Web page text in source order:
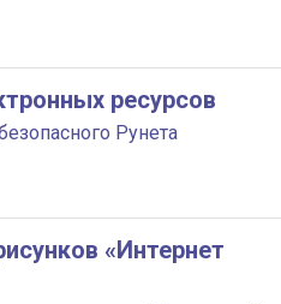
ресурсов
Рунета
«Интернет